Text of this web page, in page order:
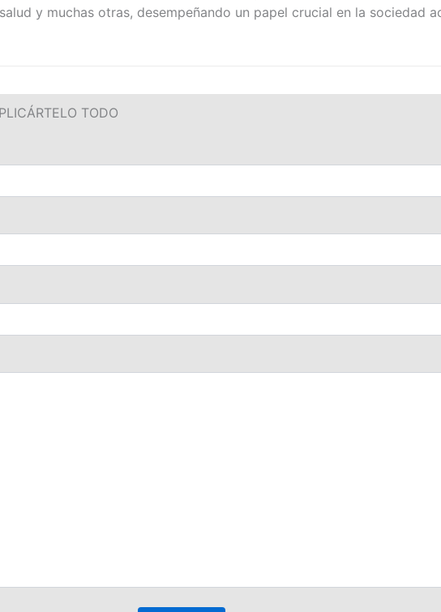
y muchas otras, desempeñando un papel crucial en la sociedad
TODO